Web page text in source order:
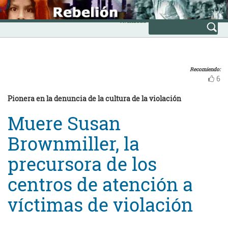
Skip
to
content
INICIO
Avanzada
Recomiendo:
6
Pionera en la denuncia de la cultura de la violación
Muere Susan
Brownmiller, la
precursora de los
centros de atención a
víctimas de violación